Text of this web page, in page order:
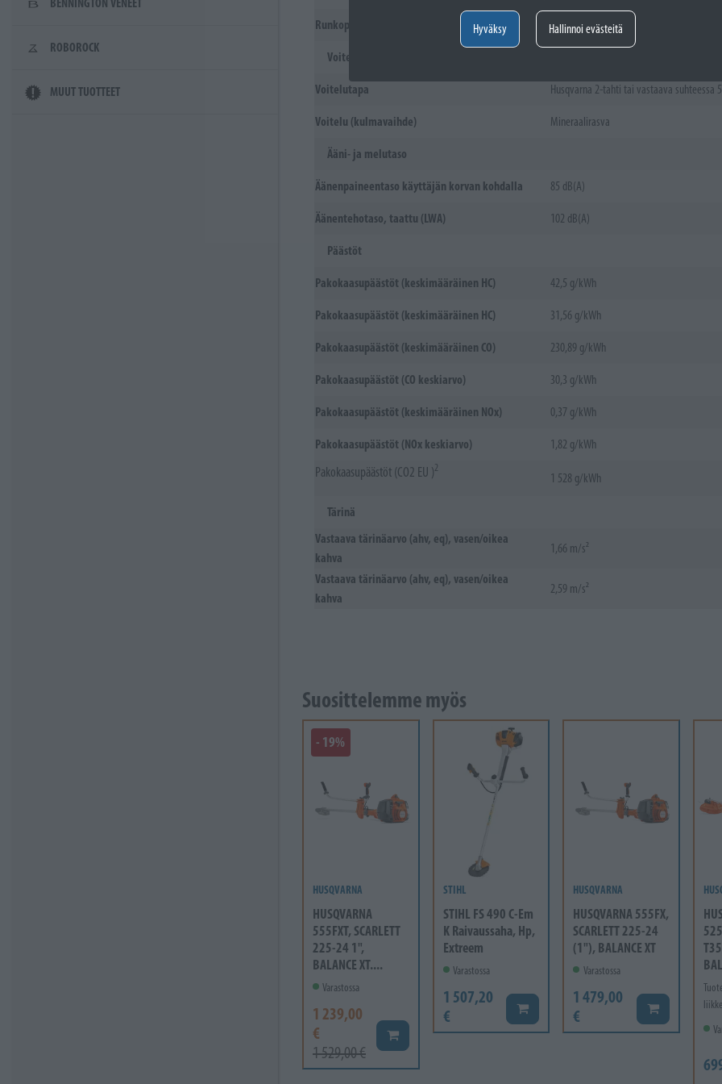
Hyväksy Hallinnoi evästeitä
ROBOROCK
MUUT TUOTTEET
Runkoputken pituus 1 483 mm
Voiteluaine
Voitelutapa Husqvarna 2-tahti tai vastaava suhteessa
Voitelu (kulmavaihde) Mineraalirasva
Ääni- ja melutaso
Äänenpaineentaso käyttäjän korvan kohdalla 85 dB(A)
Äänentehotaso, taattu (LWA) 102 dB(A)
Päästöt
Pakokaasupäästöt (keskimääräinen HC) 42,5 g/kWh
Pakokaasupäästöt (keskimääräinen HC) 31,56 g/kWh
Pakokaasupäästöt (keskimääräinen CO) 230,89 g/kWh
Pakokaasupäästöt (CO keskiarvo) 30,3 g/kWh
Pakokaasupäästöt (keskimääräinen NOx) 0,37 g/kWh
Pakokaasupäästöt (NOx keskiarvo) 1,82 g/kWh
Pakokaasupäästöt (CO2 EU )2
1 528 g/kWh
Tärinä
Vastaava tärinäarvo (ahv, eq), vasen/oikea
kahva
1,66 m/s²
Vastaava tärinäarvo (ahv, eq), vasen/oikea
kahva
2,59 m/s²
Suosittelemme myös
- 19%
HUSQVARNA
HUSQVARNA
555FXT, SCARLETT
225-24 1",
BALANCE XT....
Varastossa
1 239,00
€
1 529,00 €
Lisää koriin
STIHL
STIHL FS 490 C-Em
K Raivaussaha, Hp,
Extreem
Varastossa
1 507,20
€
Lisää koriin
HUSQVARNA
HUSQVARNA 555FX,
SCARLETT 225-24
(1"), BALANCE XT
Varastossa
1 479,00
€
Lisää koriin